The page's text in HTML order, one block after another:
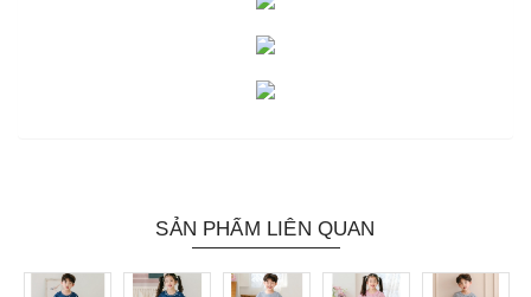
SẢN PHẨM LIÊN QUAN